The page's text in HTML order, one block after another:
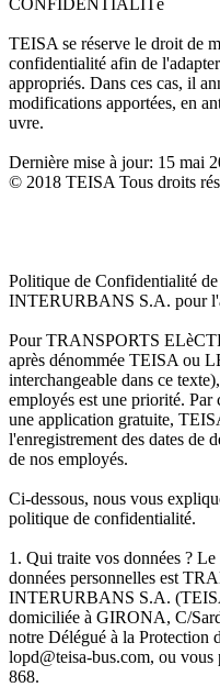
TEISA se réserve le droit de
confidentialité afin de
appropriés. Dans ces cas, il
modifications apportées, en
uvre.
Dernière mise à jour: 15 mai
© 2018 TEISA Tous droits
Politique de Confidentialité
INTERURBANS S.A. pour
Pour TRANSPORTS
après dénommée TEISA ou
interchangeable dans ce
employés est une priorité. Par
une application gratuite,
l'enregistrement des dates de
de nos employés.
Ci-dessous, nous vous
politique de confidentialité.
1. Qui traite vos données ?
données personnelles est
INTERURBANS S.A.
domiciliée à GIRONA, C/
notre Délégué à la Protection
lopd@teisa-bus.com, ou
868.